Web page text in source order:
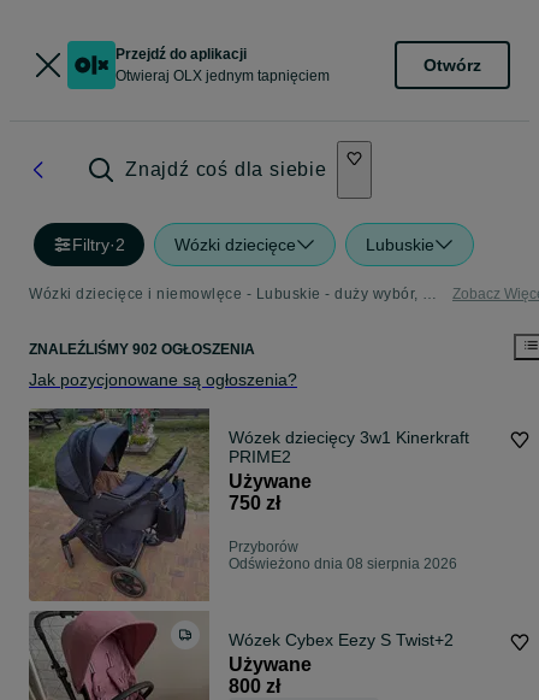
Przejdź do aplikacji
Otwieraj OLX jednym tapnięciem
Otwórz
Znajdź coś dla siebie
Filtry·2 Wózki dziecięce Lubuskie
Wózki dziecięce i niemowlęce - Lubuskie - duży wybór, niskie ceny modnych wózków Zobacz
ZNALEŹLIŚMY 902 OGŁOSZENIA
Jak pozycjonowane są ogłoszenia?
Wózek dziecięcy 3w1 Kinerkraft
PRIME2
Używane
750 zł
Przyborów
Odświeżono dnia 08 sierpnia 2026
Wózek Cybex Eezy S Twist+2
Używane
800 zł